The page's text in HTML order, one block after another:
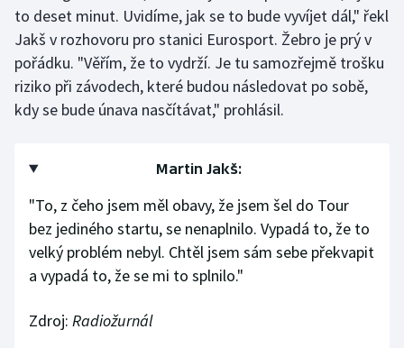
Moderní pětiboj
Motorsport
Olympijské hry
Parasport
Plavání
Plážový volejbal
to deset minut. Uvidíme, jak se to bude vyvíjet dál," řekl
Jakš v rozhovoru pro stanici Eurosport. Žebro je prý v
pořádku. "Věřím, že to vydrží. Je tu samozřejmě trošku
riziko při závodech, které budou následovat po sobě,
kdy se bude únava nasčítávat," prohlásil.
Martin Jakš:
"To, z čeho jsem měl obavy, že jsem šel do Tour
bez jediného startu, se nenaplnilo. Vypadá to, že to
velký problém nebyl. Chtěl jsem sám sebe překvapit
a vypadá to, že se mi to splnilo."
Zdroj: Radiožurnál